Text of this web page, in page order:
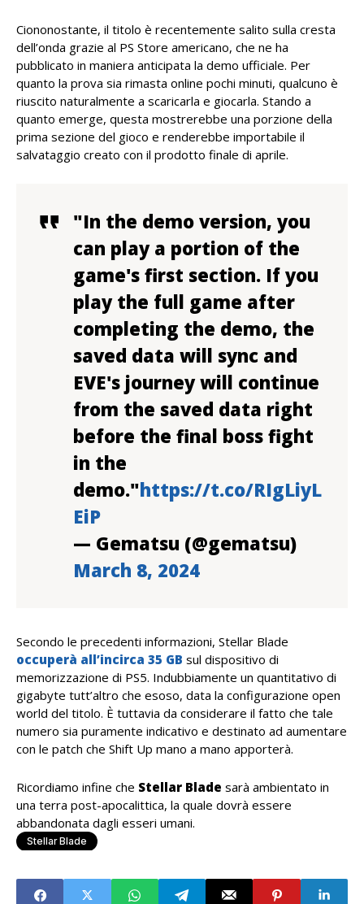
Ciononostante, il titolo è recentemente salito sulla cresta
dell’onda grazie al PS Store americano, che ne ha
pubblicato in maniera anticipata la demo ufficiale. Per
quanto la prova sia rimasta online pochi minuti, qualcuno è
riuscito naturalmente a scaricarla e giocarla. Stando a
quanto emerge, questa mostrerebbe una porzione della
prima sezione del gioco e renderebbe importabile il
salvataggio creato con il prodotto finale di aprile.
"In the demo version, you
can play a portion of the
game's first section. If you
play the full game after
completing the demo, the
saved data will sync and
EVE's journey will continue
from the saved data right
before the final boss fight
in the
demo."https://t.co/RIgLiyL
EiP
— Gematsu (@gematsu)
March 8, 2024
Secondo le precedenti informazioni, Stellar Blade
occuperà all’incirca 35 GB sul dispositivo di
memorizzazione di PS5. Indubbiamente un quantitativo di
gigabyte tutt’altro che esoso, data la configurazione open
world del titolo. È tuttavia da considerare il fatto che tale
numero sia puramente indicativo e destinato ad aumentare
con le patch che Shift Up mano a mano apporterà.
Ricordiamo infine che Stellar Blade sarà ambientato in
una terra post-apocalittica, la quale dovrà essere
abbandonata dagli esseri umani.
Stellar Blade